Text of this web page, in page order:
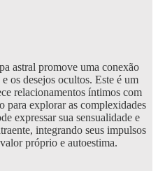
astral promove uma conexão
os desejos ocultos. Este é um
relacionamentos íntimos com
para explorar as complexidades
expressar sua sensualidade e
integrando seus impulsos
próprio e autoestima.